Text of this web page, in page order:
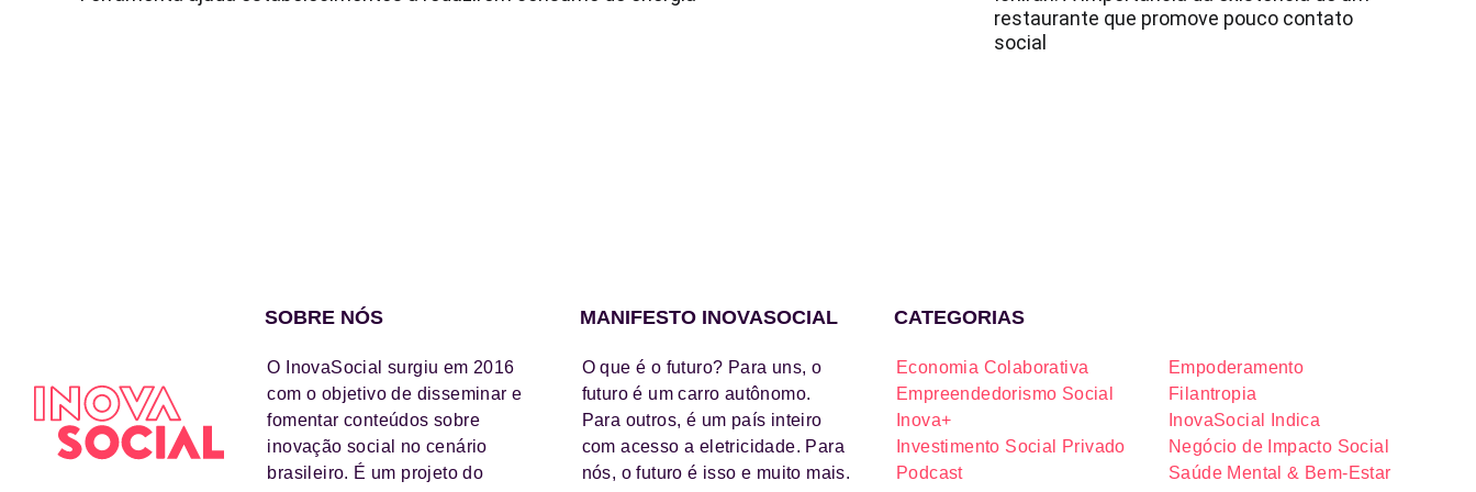
restaurante que promove pouco contato
social
SOBRE NÓS
O InovaSocial surgiu em 2016
com o objetivo de disseminar e
fomentar conteúdos sobre
inovação social no cenário
brasileiro. É um projeto do
MANIFESTO INOVASOCIAL
O que é o futuro? Para uns, o
futuro é um carro autônomo.
Para outros, é um país inteiro
com acesso a eletricidade. Para
nós, o futuro é isso e muito mais.
CATEGORIAS
Economia Colaborativa
Empoderamento
Empreendedorismo Social
Filantropia
Inova+
InovaSocial Indica
Investimento Social Privado
Negócio de Impacto Social
Podcast
Saúde Mental & Bem-Estar